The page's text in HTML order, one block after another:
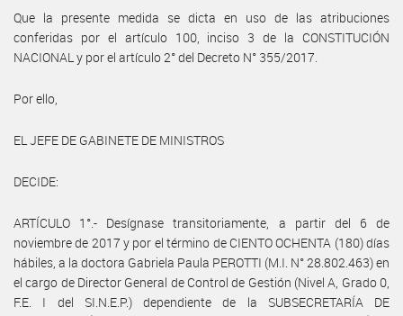
Que la presente medida se dicta en uso de las atribuciones
conferidas por el artículo 100, inciso 3 de la CONSTITUCIÓN
NACIONAL y por el artículo 2° del Decreto N° 355/2017.
Por ello,
EL JEFE DE GABINETE DE MINISTROS
DECIDE:
ARTÍCULO 1°.- Desígnase transitoriamente, a partir del 6 de
noviembre de 2017 y por el término de CIENTO OCHENTA (180) días
hábiles, a la doctora Gabriela Paula PEROTTI (M.I. N° 28.802.463) en
el cargo de Director General de Control de Gestión (Nivel A, Grado 0,
F.E. I del SI.N.E.P.) dependiente de la SUBSECRETARÍA DE